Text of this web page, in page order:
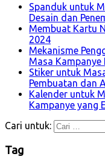
Spanduk untuk
Desain dan
Membuat Kartu
2024
Mekanisme
Masa Kampanye
Stiker untuk
Pembuatan dan
Kalender untuk
Kampanye yang
Cari untuk:
Tag